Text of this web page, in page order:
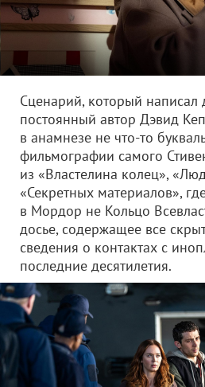
Сценарий, который написал
постоянный автор Дэвид
в анамнезе не что-то
фильмографии самого
из «Властелина колец»,
«Секретных материалов»,
в Мордор не Кольцо
досье, содержащее все
сведения о контактах с
последние десятилетия.